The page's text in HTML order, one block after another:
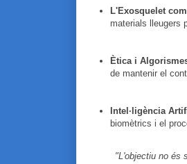
L'Exosquelet
materials lleugers
Ètica i
de mantenir el
Intel·ligència
biomètrics i el
"L'objectiu no és